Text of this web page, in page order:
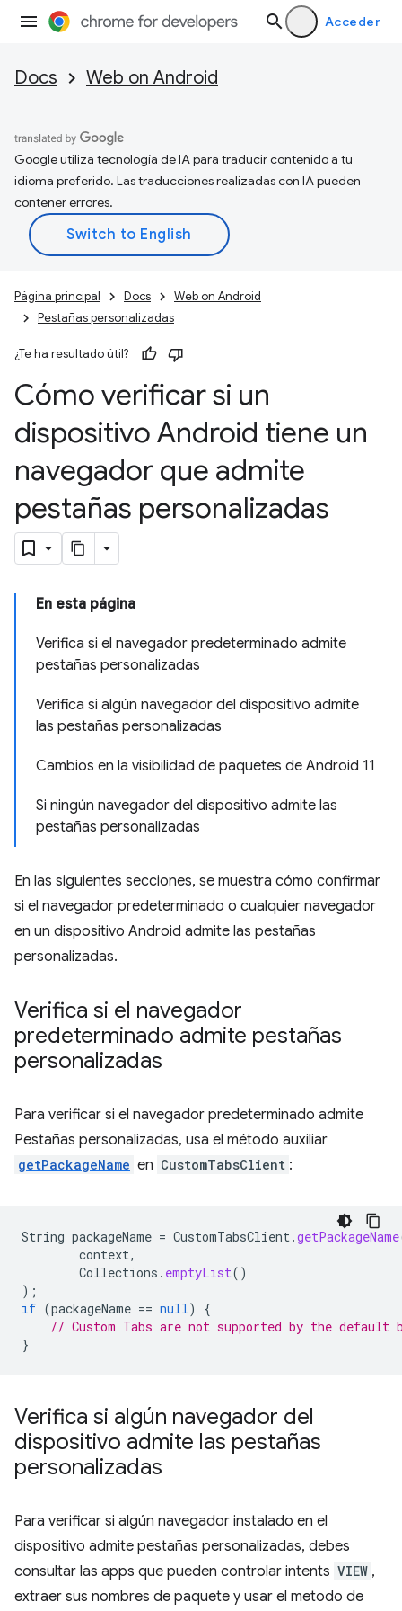
Acceder
Docs Web on Android
Google utiliza tecnología de IA para traducir contenido a tu
idioma preferido. Las traducciones realizadas con IA pueden
contener errores.
Página principal Docs
Web on Android
Pestañas personalizadas
¿Te ha resultado útil?
Cómo verificar si un
dispositivo Android tiene un
navegador que admite
pestañas personalizadas
En esta página
Verifica si el navegador predeterminado admite
pestañas personalizadas
Verifica si algún navegador del dispositivo admite
las pestañas personalizadas
Cambios en la visibilidad de paquetes de Android 11
Si ningún navegador del dispositivo admite las
pestañas personalizadas
En las siguientes secciones, se muestra cómo confirmar
si el navegador predeterminado o cualquier navegador
en un dispositivo Android admite las pestañas
personalizadas.
Verifica si el navegador
predeterminado admite pestañas
personalizadas
Para verificar si el navegador predeterminado admite
Pestañas personalizadas, usa el método auxiliar
getPackageName en CustomTabsClient :
String packageName = CustomTabsClient.getPackageName
context,
Collections . emptyList()
);
if (packageName == null)
{
// Custom Tabs are not supported by the default
}
Verifica si algún navegador del
dispositivo admite las pestañas
personalizadas
Para verificar si algún navegador instalado en el
dispositivo admite pestañas personalizadas, debes
consultar las apps que pueden controlar intents VIEW ,
extraer sus nombres de paquete y usar el metodo de